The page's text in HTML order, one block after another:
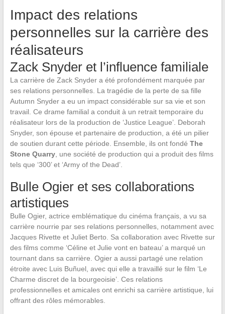
Impact des relations
personnelles sur la carrière des
réalisateurs
Zack Snyder et l’influence familiale
La carrière de Zack Snyder a été profondément marquée par
ses relations personnelles. La tragédie de la perte de sa fille
Autumn Snyder a eu un impact considérable sur sa vie et son
travail. Ce drame familial a conduit à un retrait temporaire du
réalisateur lors de la production de ‘Justice League’. Deborah
Snyder, son épouse et partenaire de production, a été un pilier
de soutien durant cette période. Ensemble, ils ont fondé The
Stone Quarry, une société de production qui a produit des films
tels que ‘300’ et ‘Army of the Dead’.
Bulle Ogier et ses collaborations
artistiques
Bulle Ogier, actrice emblématique du cinéma français, a vu sa
carrière nourrie par ses relations personnelles, notamment avec
Jacques Rivette et Juliet Berto. Sa collaboration avec Rivette sur
des films comme ‘Céline et Julie vont en bateau’ a marqué un
tournant dans sa carrière. Ogier a aussi partagé une relation
étroite avec Luis Buñuel, avec qui elle a travaillé sur le film ‘Le
Charme discret de la bourgeoisie’. Ces relations
professionnelles et amicales ont enrichi sa carrière artistique, lui
offrant des rôles mémorables.